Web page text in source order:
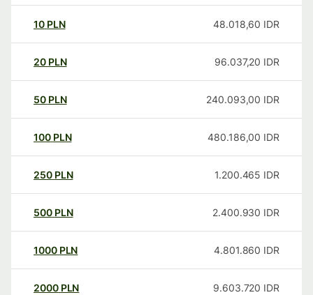
10 PLN 48.018,60 IDR
20 PLN 96.037,20 IDR
50 PLN 240.093,00 IDR
100 PLN 480.186,00 IDR
250 PLN 1.200.465 IDR
500 PLN 2.400.930 IDR
1000 PLN 4.801.860 IDR
2000 PLN 9.603.720 IDR